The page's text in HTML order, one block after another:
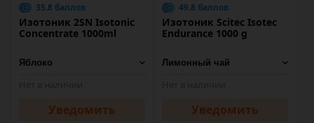
35.8 баллов
Изотоник 2SN Isotonic
Concentrate 1000ml
Уведомить
49.8 баллов
Изотоник Scitec Isotec
Endurance 1000 g
Уведомить